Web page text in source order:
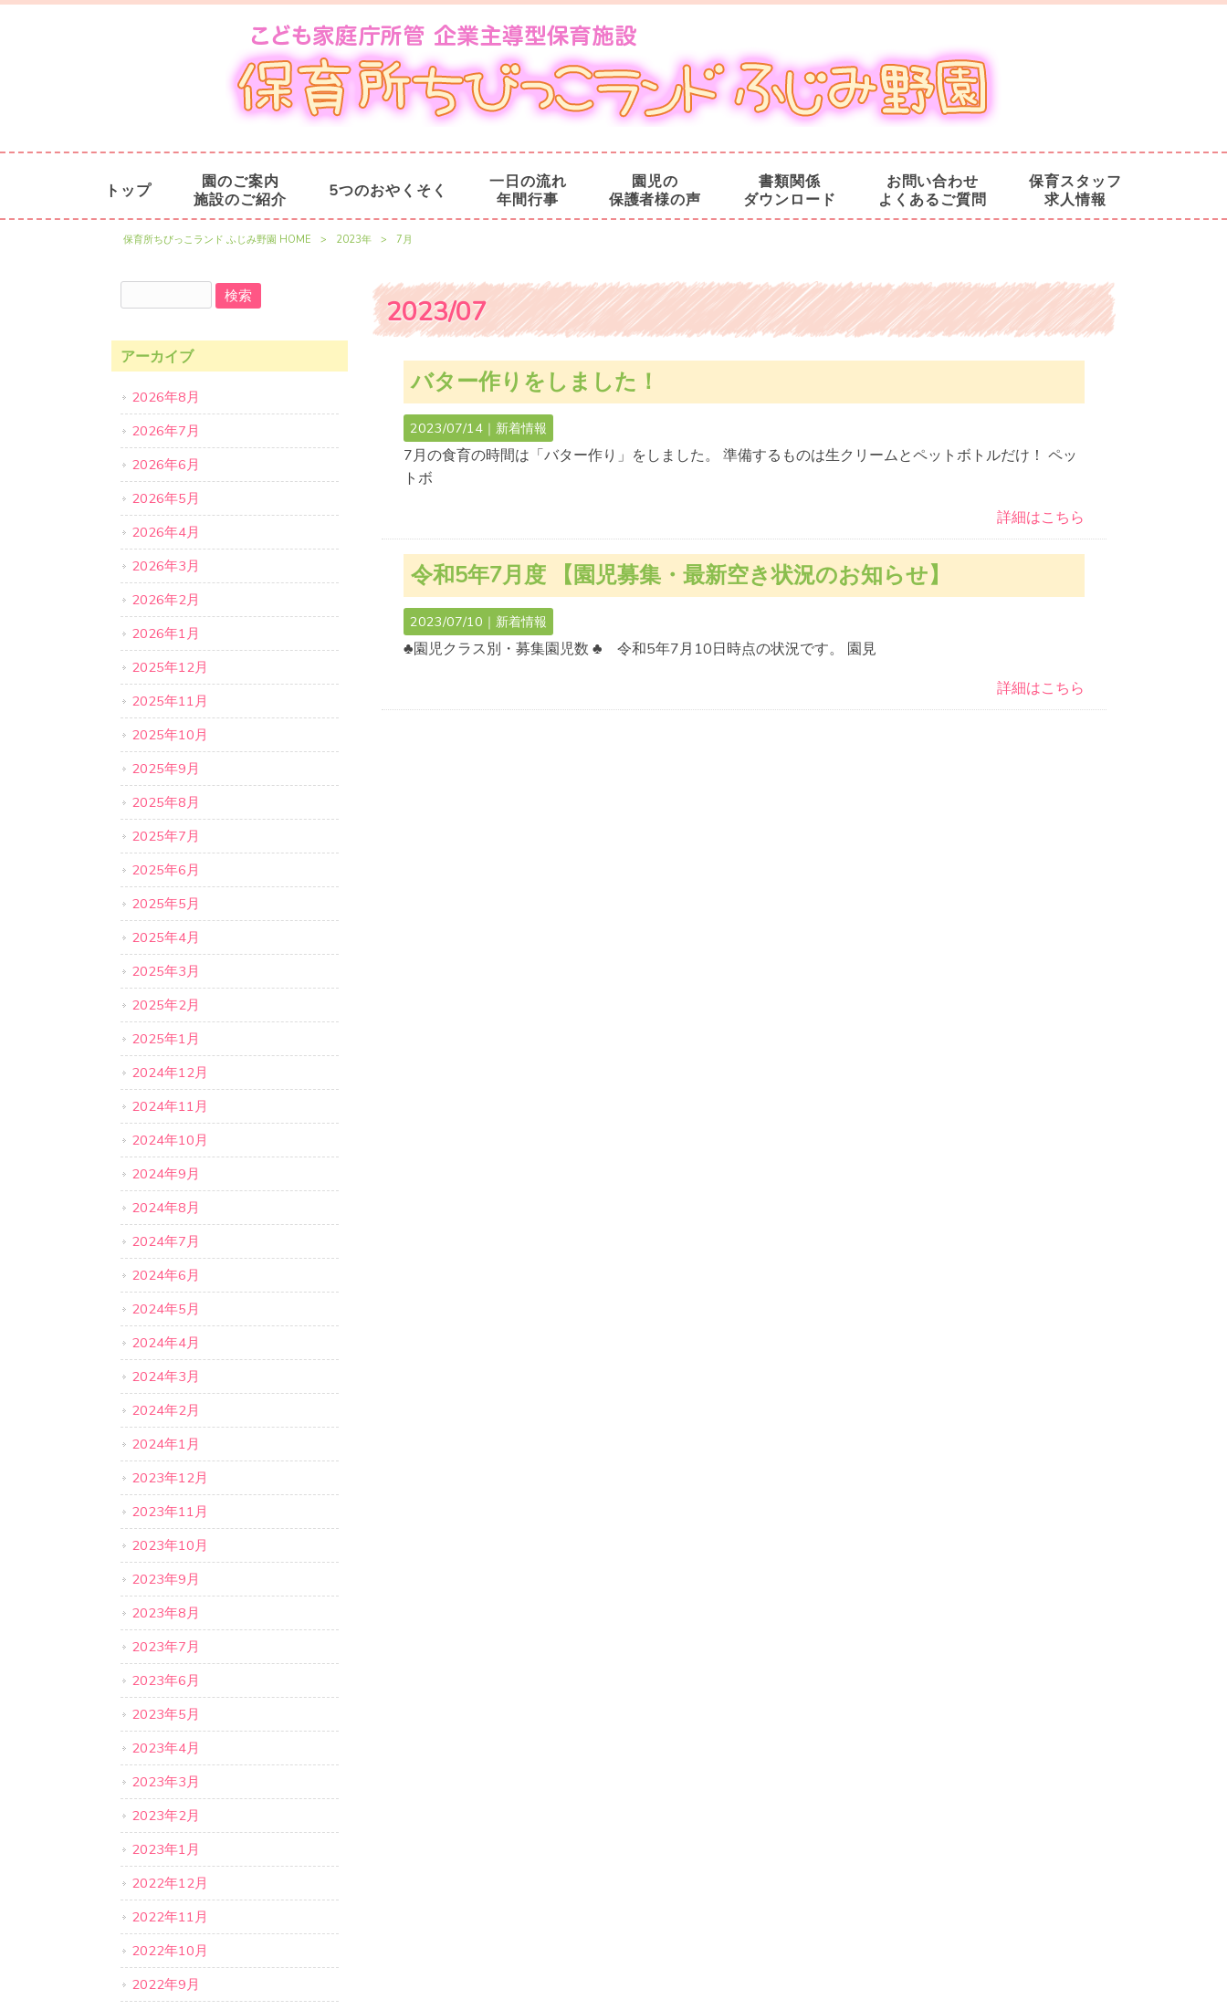
トップ
園のご案内
施設のご紹介
5つのおやくそく
一日の流れ
年間行事
園児の
保護者様の声
書類関係
ダウンロード
お問い合わせ
よくあるご質問
保育スタッフ
求人情報
保育所ちびっこランド ふじみ野園 HOME > 2023年 > 7月
2023/07
バター作りをしました！
2023/07/14｜ 新着情報
7月の食育の時間は「バター作り」をしました。 準備するものは生クリームとペットボトルだけ！ ペッ
トボ
詳細はこちら
令和5年7月度 【園児募集・最新空き状況のお知らせ】
2023/07/10｜ 新着情報
♣園児クラス別・募集園児数 ♣ 令和5年7月10日時点の状況です。 園見
詳細はこちら
アーカイブ
2026年8月
2026年7月
2026年6月
2026年5月
2026年4月
2026年3月
2026年2月
2026年1月
2025年12月
2025年11月
2025年10月
2025年9月
2025年8月
2025年7月
2025年6月
2025年5月
2025年4月
2025年3月
2025年2月
2025年1月
2024年12月
2024年11月
2024年10月
2024年9月
2024年8月
2024年7月
2024年6月
2024年5月
2024年4月
2024年3月
2024年2月
2024年1月
2023年12月
2023年11月
2023年10月
2023年9月
2023年8月
2023年7月
2023年6月
2023年5月
2023年4月
2023年3月
2023年2月
2023年1月
2022年12月
2022年11月
2022年10月
2022年9月